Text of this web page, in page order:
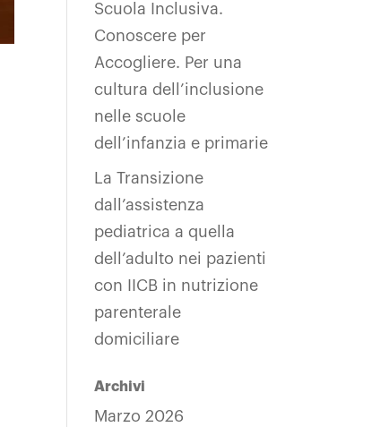
Scuola Inclusiva.
Conoscere per
Accogliere. Per una
cultura dell’inclusione
nelle scuole
dell’infanzia e primarie
La Transizione
dall’assistenza
pediatrica a quella
dell’adulto nei pazienti
con IICB in nutrizione
parenterale
domiciliare
Archivi
Marzo 2026